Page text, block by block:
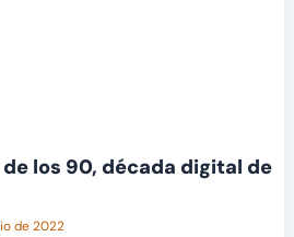
los 90, década digital de
de 2022